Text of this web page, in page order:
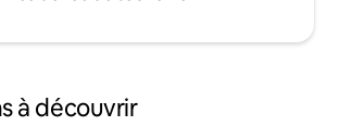
à découvrir